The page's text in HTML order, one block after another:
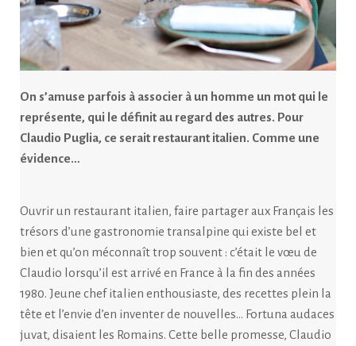
On s’amuse parfois à associer à un homme un mot qui le
représente, qui le définit au regard des autres. Pour
Claudio Puglia, ce serait restaurant italien. Comme une
évidence…
Ouvrir un restaurant italien, faire partager aux Français les
trésors d’une gastronomie transalpine qui existe bel et
bien et qu’on méconnaît trop souvent : c’était le vœu de
Claudio lorsqu’il est arrivé en France à la fin des années
1980. Jeune chef italien enthousiaste, des recettes plein la
tête et l’envie d’en inventer de nouvelles… Fortuna audaces
juvat, disaient les Romains. Cette belle promesse, Claudio